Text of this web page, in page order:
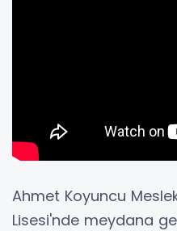
Ahmet Koyuncu
Lisesi'nde meydana